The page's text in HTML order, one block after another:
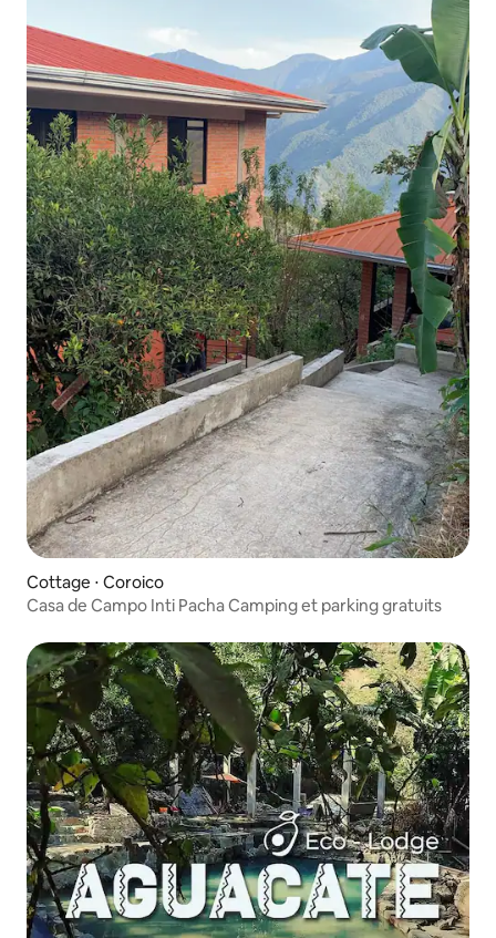
Cottage ⋅ Coroico
Casa de Campo Inti Pacha Camping et parking gratuits